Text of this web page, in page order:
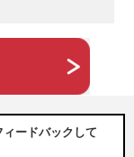
ードバックして